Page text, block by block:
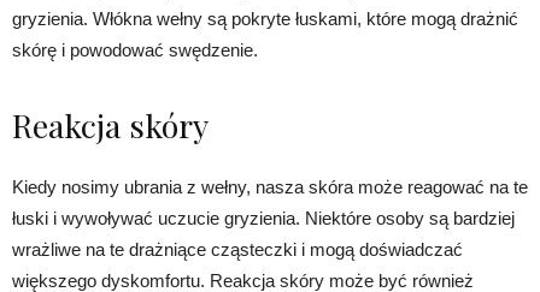
gryzienia. Włókna wełny są pokryte łuskami, które mogą drażnić
skórę i powodować swędzenie.
Reakcja skóry
Kiedy nosimy ubrania z wełny, nasza skóra może reagować na te
łuski i wywoływać uczucie gryzienia. Niektóre osoby są bardziej
wrażliwe na te drażniące cząsteczki i mogą doświadczać
większego dyskomfortu. Reakcja skóry może być również